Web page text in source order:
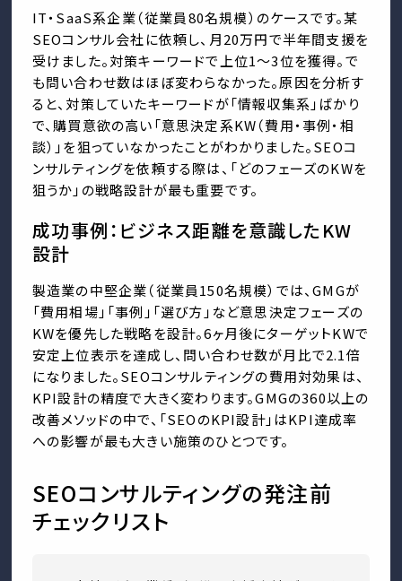
IT・SaaS系企業（従業員80名規模）のケースです。某
SEOコンサル会社に依頼し、月20万円で半年間支援を
受けました。対策キーワードで上位1〜3位を獲得。で
も問い合わせ数はほぼ変わらなかった。原因を分析す
ると、対策していたキーワードが「情報収集系」ばかり
で、購買意欲の高い「意思決定系KW（費用・事例・相
談）」を狙っていなかったことがわかりました。SEOコ
ンサルティングを依頼する際は、「どのフェーズのKWを
狙うか」の戦略設計が最も重要です。
成功事例：ビジネス距離を意識したKW
設計
製造業の中堅企業（従業員150名規模）では、GMGが
「費用相場」「事例」「選び方」など意思決定フェーズの
KWを優先した戦略を設計。6ヶ月後にターゲットKWで
安定上位表示を達成し、問い合わせ数が月比で2.1倍
になりました。SEOコンサルティングの費用対効果は、
KPI設計の精度で大きく変わります。GMGの360以上の
改善メソッドの中で、「SEOのKPI設計」はKPI達成率
への影響が最も大きい施策のひとつです。
SEOコンサルティングの発注前
チェックリスト